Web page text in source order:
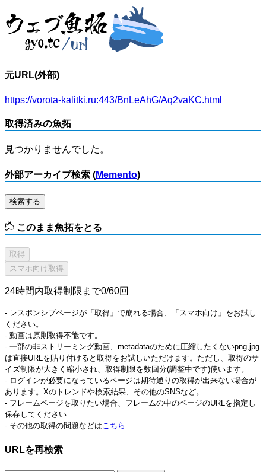
元URL(外部)
https://vorota-kalitki.ru:443/BnLeAhG/Aq2vaKC.html
取得済みの魚拓
見つかりませんでした。
外部アーカイブ検索 (Memento)
検索する
このまま魚拓をとる
24時間内取得制限まで0/60回
- レスポンシブページが「取得」で崩れる場合、「スマホ向け」をお試し
ください。
- 動画は原則取得不能です。
- 一部の非ストリーミング動画、metadataのために圧縮したくないpng,jpg
は直接URLを貼り付けると取得をお試しいただけます。ただし、取得のサ
イズ制限が大きく縮小され、取得制限を数回分(調整中です)使います。
- ログインが必要になっているページは期待通りの取得が出来ない場合が
あります。Xのトレンドや検索結果、その他のSNSなど。
- フレームページを取りたい場合、フレームの中のページのURLを指定し
保存してください
- その他の取得の問題などはこちら
URLを再検索